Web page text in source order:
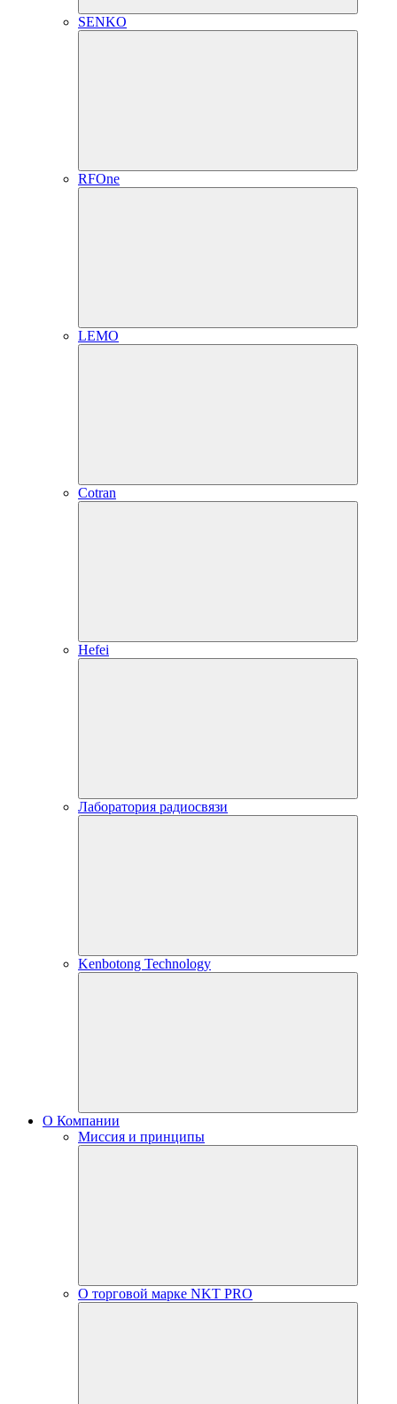
SENKO
RFOne
LEMO
Cotran
Hefei
Лаборатория радиосвязи
Kenbotong Technology
О Компании
Миссия и принципы
О торговой марке NKT PRO